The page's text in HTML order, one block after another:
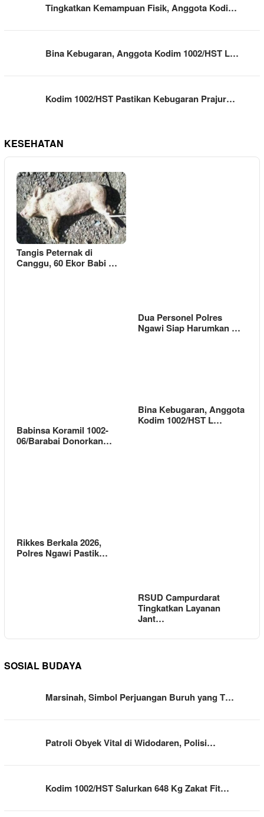
Tingkatkan Kemampuan Fisik, Anggota Kodi…
Bina Kebugaran, Anggota Kodim 1002/HST L…
Kodim 1002/HST Pastikan Kebugaran Prajur…
KESEHATAN
Tangis Peternak di
Canggu, 60 Ekor Babi …
Dua Personel Polres
Ngawi Siap Harumkan …
Babinsa Koramil 1002-
06/Barabai Donorkan…
Bina Kebugaran, Anggota
Kodim 1002/HST L…
Rikkes Berkala 2026,
Polres Ngawi Pastik…
RSUD Campurdarat
Tingkatkan Layanan
Jant…
SOSIAL BUDAYA
Marsinah, Simbol Perjuangan Buruh yang T…
Patroli Obyek Vital di Widodaren, Polisi…
Kodim 1002/HST Salurkan 648 Kg Zakat Fit…